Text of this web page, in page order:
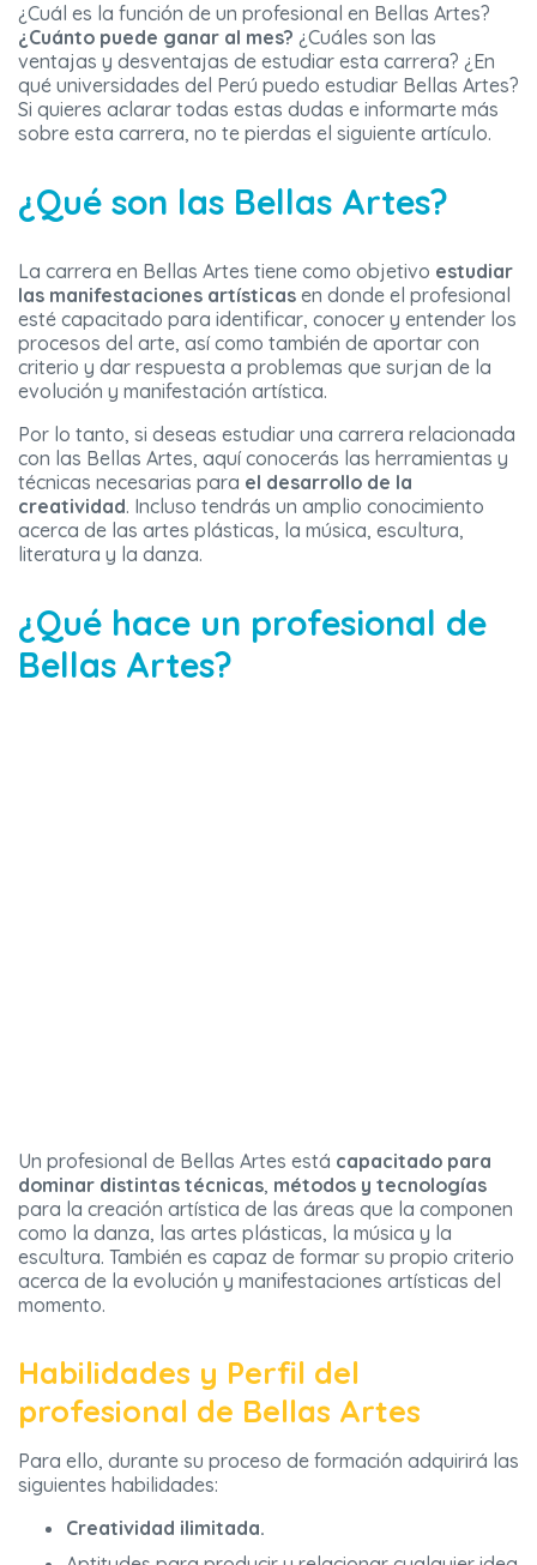
¿Cuál es la función de un profesional en Bellas Artes?
¿Cuánto puede ganar al mes? ¿Cuáles son las
ventajas y desventajas de estudiar esta carrera? ¿En
qué universidades del Perú puedo estudiar Bellas Artes?
Si quieres aclarar todas estas dudas e informarte más
sobre esta carrera, no te pierdas el siguiente artículo.
¿Qué son las Bellas Artes?
La carrera en Bellas Artes tiene como objetivo estudiar
las manifestaciones artísticas en donde el profesional
esté capacitado para identificar, conocer y entender los
procesos del arte, así como también de aportar con
criterio y dar respuesta a problemas que surjan de la
evolución y manifestación artística.
Por lo tanto, si deseas estudiar una carrera relacionada
con las Bellas Artes, aquí conocerás las herramientas y
técnicas necesarias para el desarrollo de la
creatividad. Incluso tendrás un amplio conocimiento
acerca de las artes plásticas, la música, escultura,
literatura y la danza.
¿Qué hace un profesional de
Bellas Artes?
Un profesional de Bellas Artes está capacitado para
dominar distintas técnicas, métodos y tecnologías
para la creación artística de las áreas que la componen
como la danza, las artes plásticas, la música y la
escultura. También es capaz de formar su propio criterio
acerca de la evolución y manifestaciones artísticas del
momento.
Habilidades y Perfil del
profesional de Bellas Artes
Para ello, durante su proceso de formación adquirirá las
siguientes habilidades:
Creatividad ilimitada.